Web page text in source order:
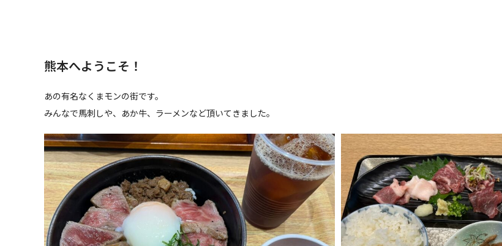
熊本へようこそ！
あの有名なくまモンの街です。
みんなで馬刺しや、あか牛、ラーメンなど頂いてきました。